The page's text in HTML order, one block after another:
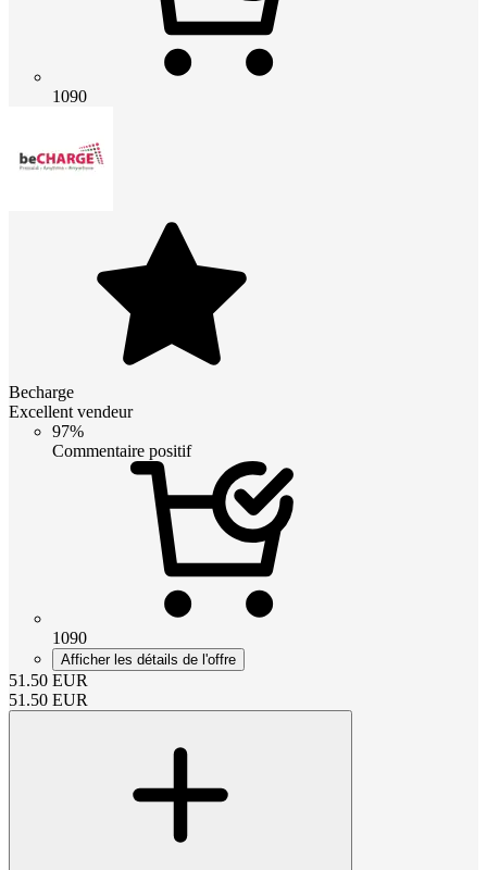
1090
Becharge
Excellent vendeur
97%
Commentaire positif
1090
Afficher les détails de l'offre
51.50 EUR
51.50 EUR